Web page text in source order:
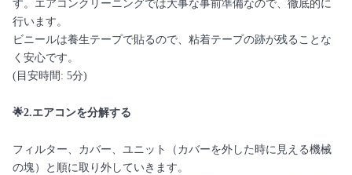
す。エアコンクリーニングでは大事な事前準備なので、徹底的に
行います。
ビニールは養生テープで貼るので、粘着テープの跡が残ることな
く安心です。
(目安時間: 5分)
🌟2.エアコンを分解する
フィルター、カバー、ユニット（カバーを外した時に見える機械
の塊）と順に取り外していきます。